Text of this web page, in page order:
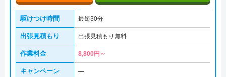
駆けつけ時間 最短30分
出張見積もり 出張見積もり無料
作業料金 8,800円～
キャンペーン ―